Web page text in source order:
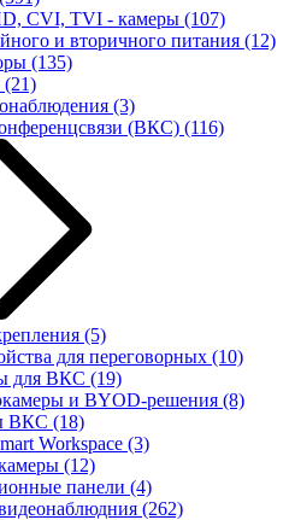
CVI, TVI - камеры (107)
и вторичного питания (12)
(135)
(21)
(3)
(ВКС) (116)
(5)
для переговорных (10)
для ВКС (19)
и BYOD-решения (8)
ВКС (18)
Workspace (3)
(12)
панели (4)
(262)